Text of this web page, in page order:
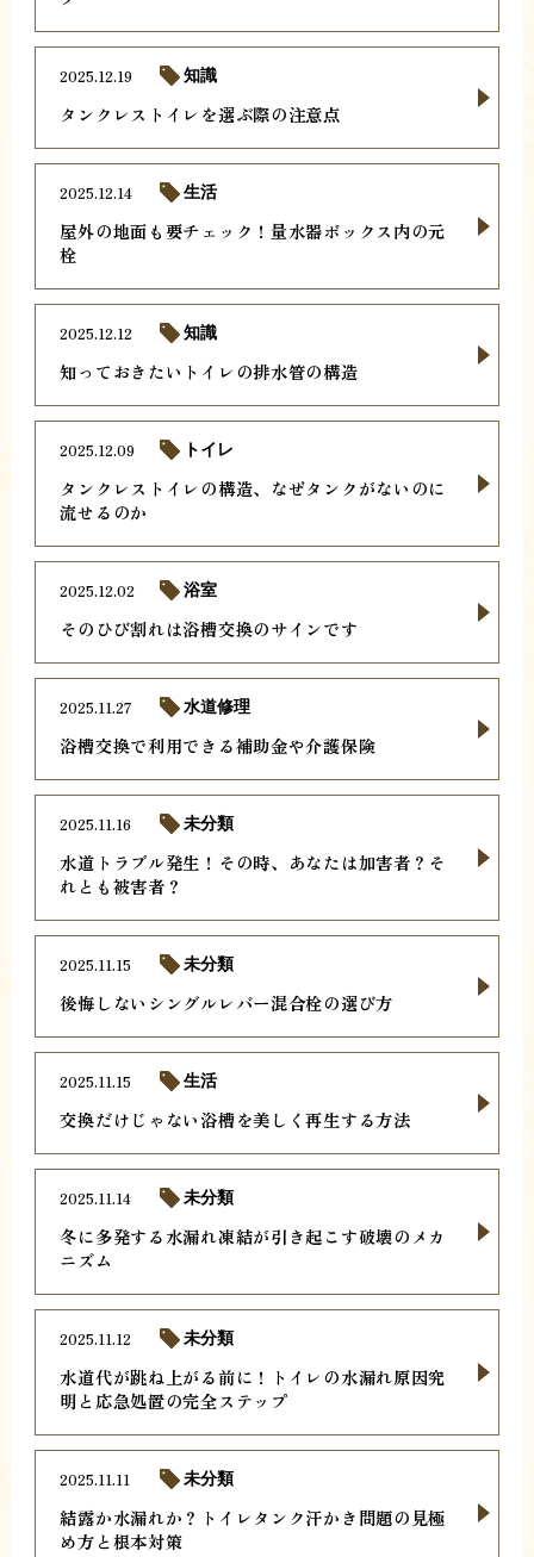
タンクレストイレを選ぶ際の注意点
2025.12.19 知識
屋外の地面も要チェック！量水器ボックス内の元
栓
2025.12.14 生活
知っておきたいトイレの排水管の構造
2025.12.12 知識
タンクレストイレの構造、なぜタンクがないのに
流せるのか
2025.12.09 トイレ
そのひび割れは浴槽交換のサインです
2025.12.02 浴室
浴槽交換で利用できる補助金や介護保険
2025.11.27 水道修理
水道トラブル発生！その時、あなたは加害者？そ
れとも被害者？
2025.11.16 未分類
後悔しないシングルレバー混合栓の選び方
2025.11.15 未分類
交換だけじゃない浴槽を美しく再生する方法
2025.11.15 生活
冬に多発する水漏れ凍結が引き起こす破壊のメカ
ニズム
2025.11.14 未分類
水道代が跳ね上がる前に！トイレの水漏れ原因究
明と応急処置の完全ステップ
2025.11.12 未分類
結露か水漏れか？トイレタンク汗かき問題の見極
め方と根本対策
2025.11.11 未分類